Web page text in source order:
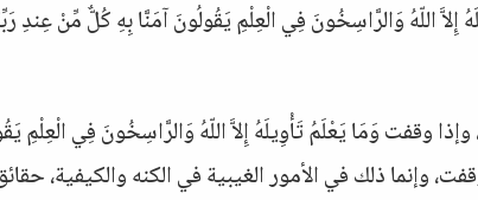
إِلاَّ اللّهُ وَالرَّاسِخُونَ فِي الْعِلْمِ يَقُولُونَ آمَنَّا بِهِ كُلٌّ مِّنْ عِندِ
وقفت وَمَا يَعْلَمُ تَأْوِيلَهُ إِلاَّ اللّهُ وَالرَّاسِخُونَ فِي الْعِلْمِ
وإنما ذلك في الأمور الغيبية في الكنه والكيفية،